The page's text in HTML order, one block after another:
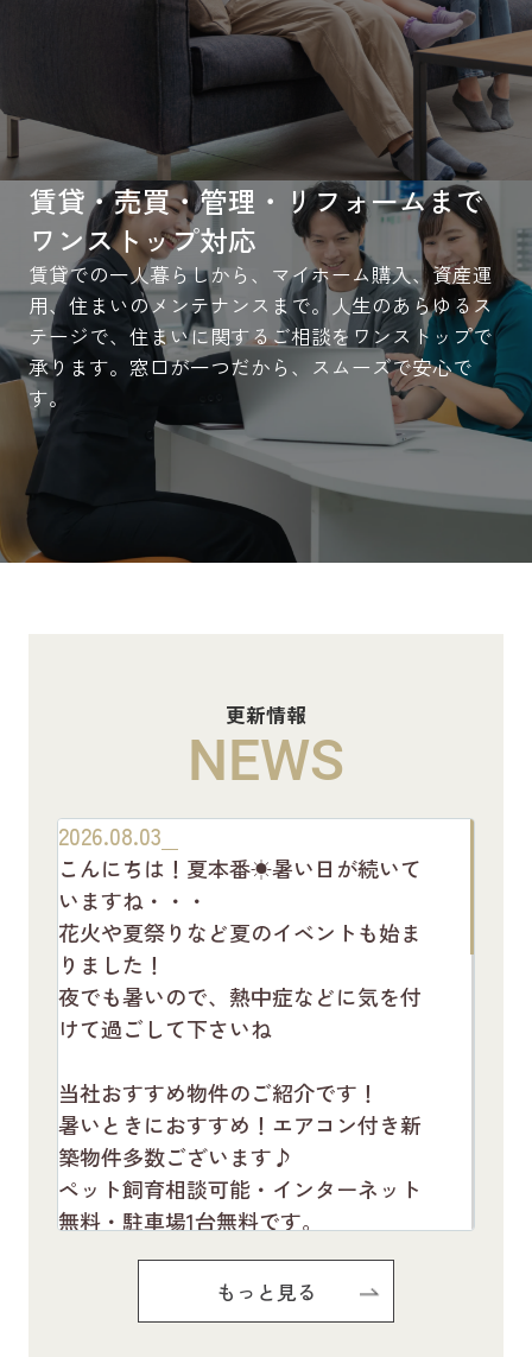
賃貸・売買・管理・リフォームまで
ワンストップ対応
賃貸での一人暮らしから、マイホーム購入、資産運
用、住まいのメンテナンスまで。人生のあらゆるス
テージで、住まいに関するご相談をワンストップで
承ります。窓口が一つだから、スムーズで安心で
す。
更新情報
NEWS
2026.08.03
こんにちは！夏本番☀暑い日が続いて
いますね・・・
花火や夏祭りなど夏のイベントも始ま
りました！
夜でも暑いので、熱中症などに気を付
けて過ごして下さいね
当社おすすめ物件のご紹介です！
暑いときにおすすめ！エアコン付き新
築物件多数ございます♪
ペット飼育相談可能・インターネット
無料・駐車場1台無料です。
お気軽にお問い合わせください(^^♪
Pure Ryuju Ⅱ101
もっと見る